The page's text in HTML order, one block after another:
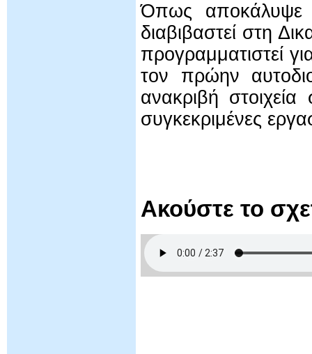
Όπως αποκάλυψε
διαβιβαστεί στη
προγραμματιστεί
τον πρώην
ανακριβή
συγκεκριμένες
Ακούστε το